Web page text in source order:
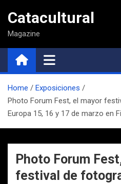
contenido
Catacultural
Magazine
Home
Exposiciones
Photo Forum Fest, el mayor
Europa 15, 16 y 17 de marzo en
Photo Forum
festival de